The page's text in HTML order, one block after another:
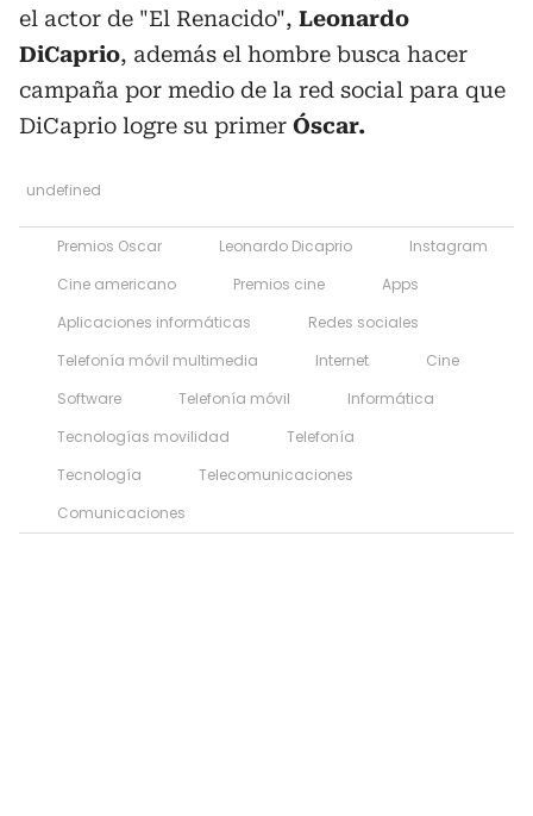
el actor de "El Renacido", Leonardo
DiCaprio, además el hombre busca hacer
campaña por medio de la red social para que
DiCaprio logre su primer Óscar.
undefined
Premios Oscar Leonardo Dicaprio
Instagram
Cine americano
Premios cine
Apps
Aplicaciones informáticas
Redes sociales
Telefonía móvil multimedia
Internet
Cine
Software
Telefonía móvil
Informática
Tecnologías movilidad
Telefonía
Tecnología
Telecomunicaciones
Comunicaciones